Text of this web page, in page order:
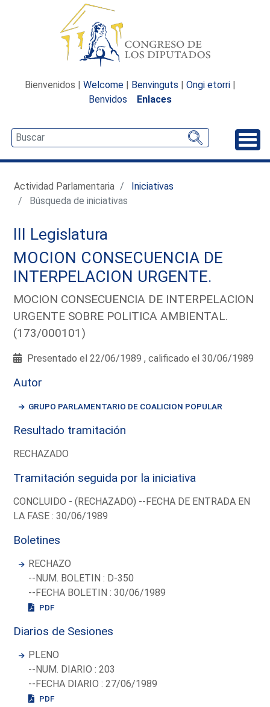
Bienvenidos | Welcome | Benvinguts | Ongi etorri |
Benvidos
Enlaces
Actividad Parlamentaria
Iniciativas
Búsqueda de iniciativas
III Legislatura
MOCION CONSECUENCIA DE
INTERPELACION URGENTE.
MOCION CONSECUENCIA DE INTERPELACION
URGENTE SOBRE POLITICA AMBIENTAL.
(173/000101)
Presentado el 22/06/1989 , calificado el 30/06/1989
Autor
GRUPO PARLAMENTARIO DE COALICION POPULAR
Resultado tramitación
RECHAZADO
Tramitación seguida por la iniciativa
CONCLUIDO - (RECHAZADO) --FECHA DE ENTRADA EN
LA FASE : 30/06/1989
Boletines
RECHAZO
--NUM. BOLETIN : D-350
--FECHA BOLETIN : 30/06/1989
PDF
Diarios de Sesiones
PLENO
--NUM. DIARIO : 203
--FECHA DIARIO : 27/06/1989
PDF